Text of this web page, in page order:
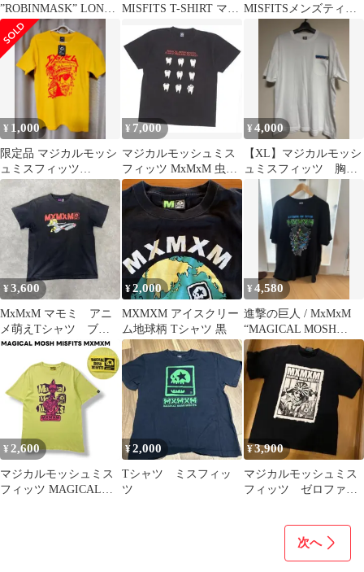
”ROBINMASK” LONG
TEEComic
MISFITS T-SHIRT マジ
カルモッシュミスフィ
ッツ Tシャツ MxMxM
WHITE スケートボー
ド スケボー
MISFITSメンズティシ
¥ 1,000
限定品 マジカルモッシ
ュミスフィッツ
DOWNHILL TEE イエ
¥ 7,000
マジカルモッシュミス
フィッツ MxMxM 虫歯
TEE Tシャツ
¥4,000
【XL】マジカルモッシ
ュミスフィッツ 胸ポ
ケット刺繍Tシャツ
¥3,600
MxMxM マモミ アニ
メ萌えTシャツ ブラ
ック パンクスケータ
ー Sサイズ
¥2,000
MXMXM アイスクリー
ム地球柄 Tシャツ 黒
¥4,580
進撃の巨人 / MxMxM
“MAGICAL MOSH
MISFITS"
¥ 2,600
マジカルモッシュミス
フィッツ MAGICAL
¥2,000
Tシャツ ミスフィッ
ツ
¥3,900
マジカルモッシュミス
フィッツ ゼロファイ
次へ